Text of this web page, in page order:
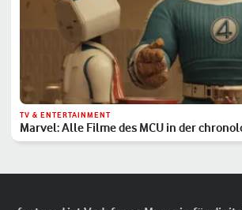
TV & ENTERTAINMENT
Marvel: Alle Filme des MCU in der
Reihenfolge